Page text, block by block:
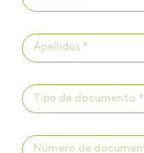
Tipo de documento *